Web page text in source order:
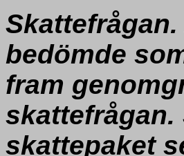
Skattefrågan.
bedömde
fram
skattefrågan.
skattepaket